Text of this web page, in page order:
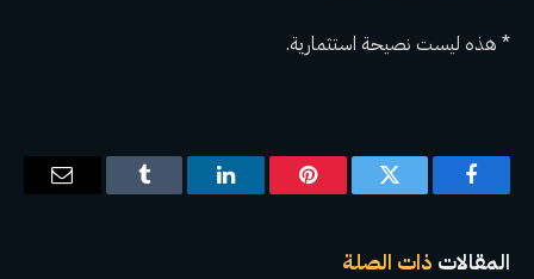
* هذه ليست نصيحة استثمارية.
فيسبوك تويتر بينتيريستلينكدإن Tumblr
البريد
المقالات ذات الصلة